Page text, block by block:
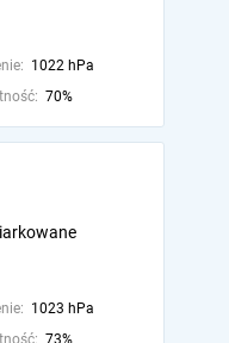
1022 hPa
70%
1023 hPa
73%